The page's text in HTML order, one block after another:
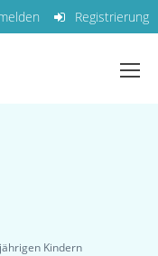
Registrierung
Kindern